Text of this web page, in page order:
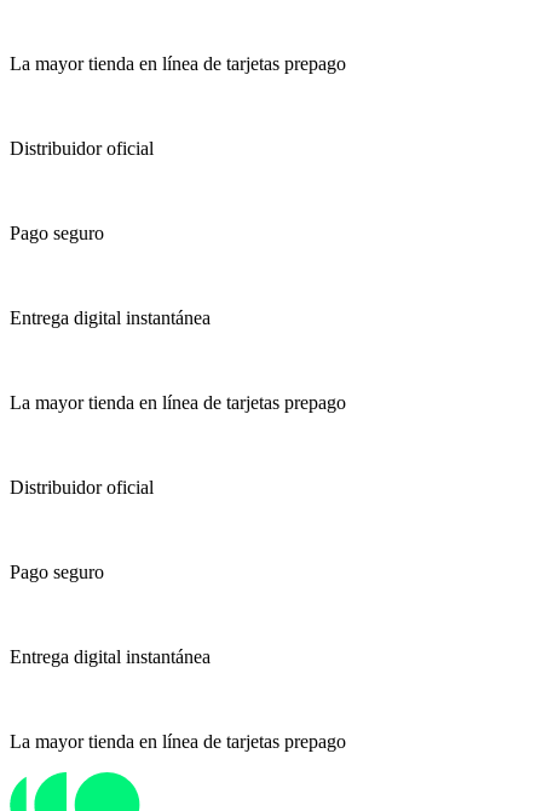
La mayor tienda en línea de tarjetas prepago
Distribuidor oficial
Pago seguro
Entrega digital instantánea
La mayor tienda en línea de tarjetas prepago
Distribuidor oficial
Pago seguro
Entrega digital instantánea
La mayor tienda en línea de tarjetas prepago